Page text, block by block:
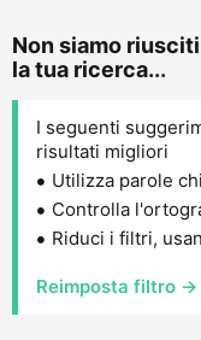
Non siamo
la tua ricerca...
I seguenti
risultati migliori
Utilizza parole
Controlla
Riduci i filtri,
Reimposta filtro →